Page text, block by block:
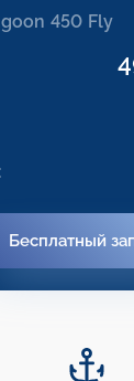
450 Fly
Бесплатный
-